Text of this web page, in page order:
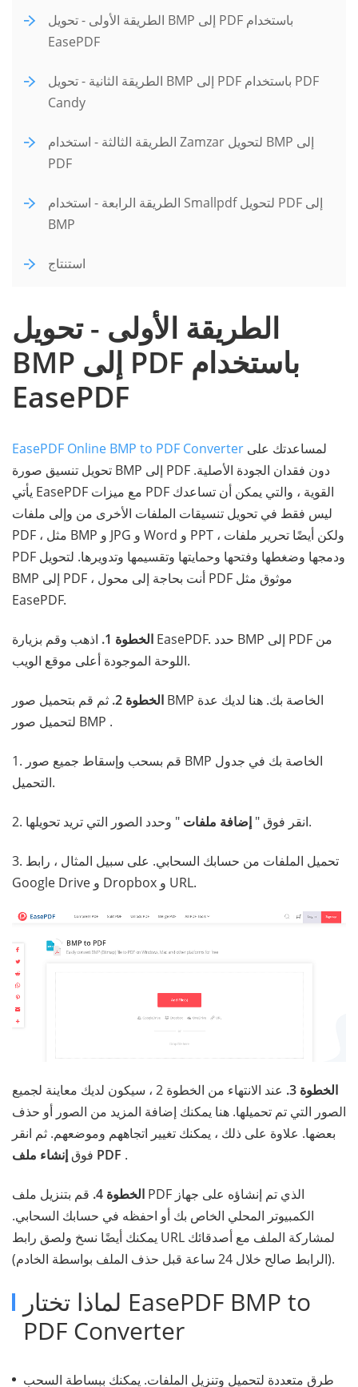
الطريقة الأولى - تحويل BMP إلى PDF باستخدام
EasePDF
الطريقة الثانية - تحويل BMP إلى PDF باستخدام PDF
Candy
الطريقة الثالثة - استخدام Zamzar لتحويل BMP إلى
PDF
الطريقة الرابعة - استخدام Smallpdf لتحويل PDF إلى
BMP
استنتاج
الطريقة الأولى - تحويل
BMP إلى PDF باستخدام
EasePDF
EasePDF Online BMP to PDF Converter
تحويل تنسيق صورة BMP إلى PDF دون فقدان الجودة الأصلية.
يأتي EasePDF مع ميزات PDF القوية ، والتي يمكن أن تساعدك
ليس فقط في تحويل تنسيقات الملفات الأخرى من وإلى ملفات
PDF ، مثل BMP و JPG و Word و PPT ، ولكن أيضًا تحرير ملفات
PDF ودمجها وضغطها وفتحها وحمايتها وتقسيمها وتدويرها. لتحويل
BMP إلى PDF ، أنت بحاجة إلى محول PDF موثوق مثل
EasePDF.
الخطوة 1.
اذهب وقم بزيارة EasePDF. حدد BMP إلى PDF من
اللوحة الموجودة أعلى موقع الويب.
الخطوة 2.
ثم قم بتحميل صور BMP الخاصة بك. هنا لديك عدة
لتحميل صور BMP .
1. قم بسحب وإسقاط جميع صور BMP الخاصة بك في جدول
التحميل.
2. انقر فوق " إضافة ملفات " وحدد الصور التي تريد تحويلها.
3. تحميل الملفات من حسابك السحابي. على سبيل المثال ، رابط
Google Drive و Dropbox و URL.
الخطوة 3.
عند الانتهاء من الخطوة 2 ، سيكون لديك معاينة لجميع
الصور التي تم تحميلها. هنا يمكنك إضافة المزيد من الصور أو حذف
بعضها. علاوة على ذلك ، يمكنك تغيير اتجاههم وموضعهم. ثم انقر
فوق إنشاء ملف PDF .
الخطوة 4.
قم بتنزيل ملف PDF الذي تم إنشاؤه على جهاز
الكمبيوتر المحلي الخاص بك أو احفظه في حسابك السحابي.
يمكنك أيضًا نسخ ولصق رابط URL لمشاركة الملف مع أصدقائك
(الرابط صالح خلال 24 ساعة قبل حذف الملف بواسطة الخادم).
لماذا تختار EasePDF BMP to
PDF Converter
طرق متعددة لتحميل وتنزيل الملفات. يمكنك ببساطة السحب